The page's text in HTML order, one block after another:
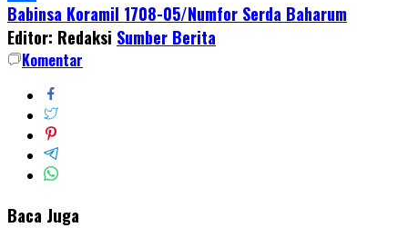
Share
Babinsa Koramil 1708-05/Numfor Serda Baharum
Editor: Redaksi Sumber Berita
Komentar
Baca Juga